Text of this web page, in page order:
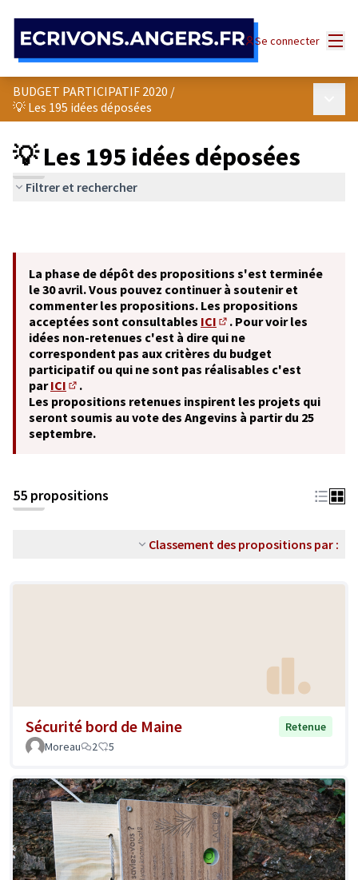
Se connecter
BUDGET PARTICIPATIF 2020 /
💡 Les 195 idées déposées
💡 Les 195 idées déposées
Filtrer et rechercher
La phase de dépôt des propositions s'est terminée
le 30 avril. Vous pouvez continuer à soutenir et
commenter les propositions. Les propositions
acceptées sont consultables ICI
(S'ouvre dans un nouvel
. Pour voir les
idées non-retenues c'est à dire qui ne
correspondent pas aux critères du budget
participatif ou qui ne sont pas réalisables c'est
parICI
(S'ouvre dans un nouvel onglet)
.
Les propositions retenues inspirent les projets qui
seront soumis au vote des Angevins à partir du 25
septembre.
55 propositions
Classement des propositions par :
Sécurité bord de Maine
Retenue
Moreau
2 5